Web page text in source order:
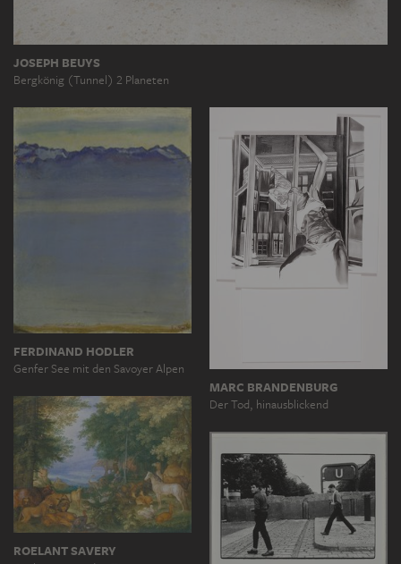
JOSEPH BEUYS
Bergkönig (Tunnel) 2 Planeten
FERDINAND HODLER
Genfer See mit den Savoyer Alpen
MARC BRANDENBURG
Der Tod, hinausblickend
ROELANT SAVERY